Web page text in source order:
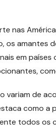
nas
os amantes
em
variam de
como a
todos os